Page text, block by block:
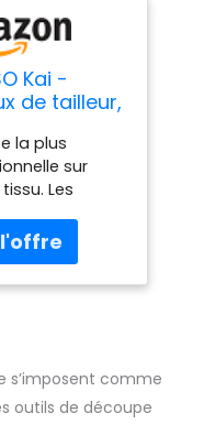
Kai -
de tailleur,
en
high-
Japon,
– 11,5", en
la plus
sur
Les
qualité sont
parfait pour
couper au
et de
autres tissus
s’imposent comme
outils de découpe